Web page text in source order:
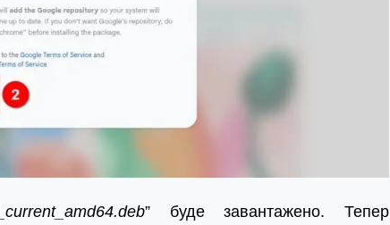
” буде завантажено. Тепер